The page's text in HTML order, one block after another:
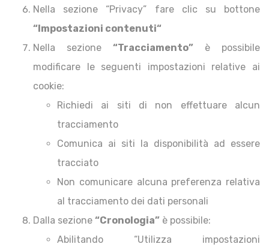
Nella sezione “Privacy” fare clic su bottone
“Impostazioni contenuti“
Nella sezione “Tracciamento” è possibile
modificare le seguenti impostazioni relative ai
cookie:
Richiedi ai siti di non effettuare alcun
tracciamento
Comunica ai siti la disponibilità ad essere
tracciato
Non comunicare alcuna preferenza relativa
al tracciamento dei dati personali
Dalla sezione “Cronologia” è possibile:
Abilitando “Utilizza impostazioni